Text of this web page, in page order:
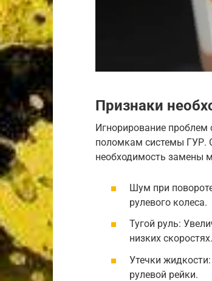
Признаки
Игнорирование
поломкам системы ГУР.
необходимость замены
Шум при
рулевого колеса.
Тугой руль:
низких скоростях.
Утечки
рулевой рейки.